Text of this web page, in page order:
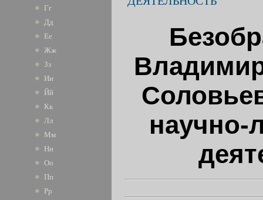
Гг
Дд
Ее
Жж
Зз
Ии
Йй
Кк
Лл
Мм
Нн
Оо
Пп
Рр
научно-